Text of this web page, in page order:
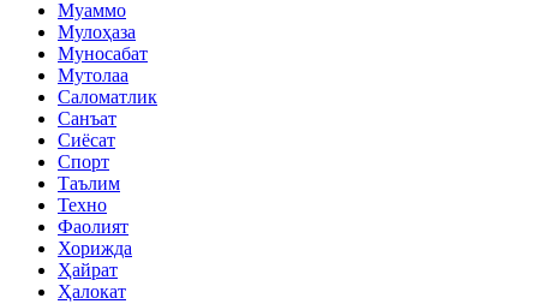
Муаммо
Мулоҳаза
Муносабат
Мутолаа
Саломатлик
Санъат
Сиёсат
Спорт
Таълим
Техно
Фаолият
Хорижда
Ҳайрат
Ҳалокат